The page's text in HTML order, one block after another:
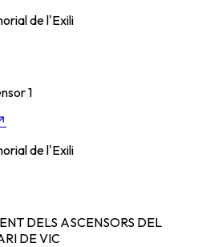
de l'Exili
1
de l'Exili
DELS ASCENSORS DEL
DE VIC